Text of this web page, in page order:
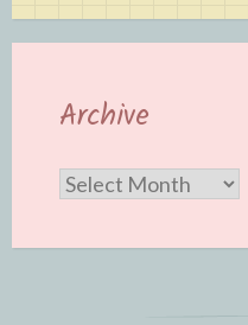
Archive
Archive